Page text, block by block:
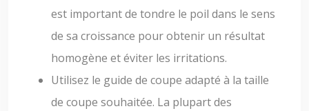
est important de tondre le poil dans le sens
de sa croissance pour obtenir un résultat
homogène et éviter les irritations.
Utilisez le guide de coupe adapté à la taille
de coupe souhaitée. La plupart des